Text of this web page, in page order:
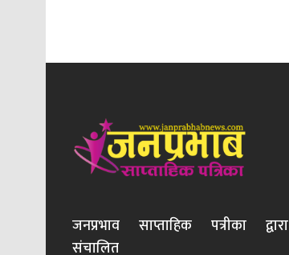
जनप्रभाव साप्ताहिक पत्रीका द्वारा
संचालित